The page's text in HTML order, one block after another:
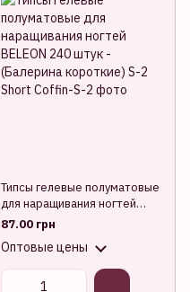
Типсы гелевые полуматовые
для наращивания ногтей
BELEON 240 штук - (Балерина
короткие) S-2
87.00 грн
Оптовые цены